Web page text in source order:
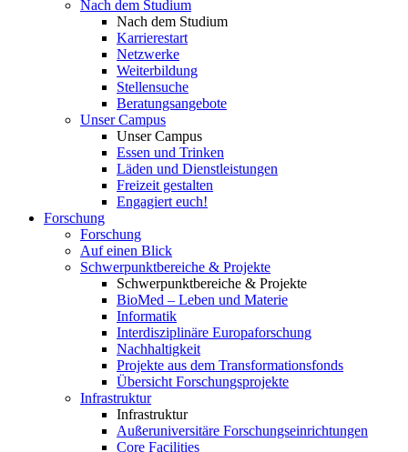
Nach dem Studium
Nach dem Studium
Karrierestart
Netzwerke
Weiterbildung
Stellensuche
Beratungsangebote
Unser Campus
Unser Campus
Essen und Trinken
Läden und Dienstleistungen
Freizeit gestalten
Engagiert euch!
Forschung
Forschung
Auf einen Blick
Schwerpunktbereiche & Projekte
Schwerpunktbereiche & Projekte
BioMed – Leben und Materie
Informatik
Interdisziplinäre Europaforschung
Nachhaltigkeit
Projekte aus dem Transformationsfonds
Übersicht Forschungsprojekte
Infrastruktur
Infrastruktur
Außeruniversitäre Forschungseinrichtungen
Core Facilities